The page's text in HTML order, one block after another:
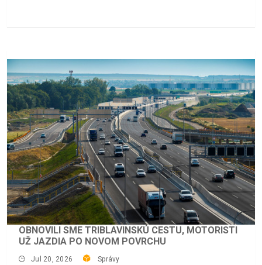
OBNOVILI SME TRIBLAVINSKÚ CESTU, MOTORISTI
UŽ JAZDIA PO NOVOM POVRCHU
Jul 20, 2026 Správy